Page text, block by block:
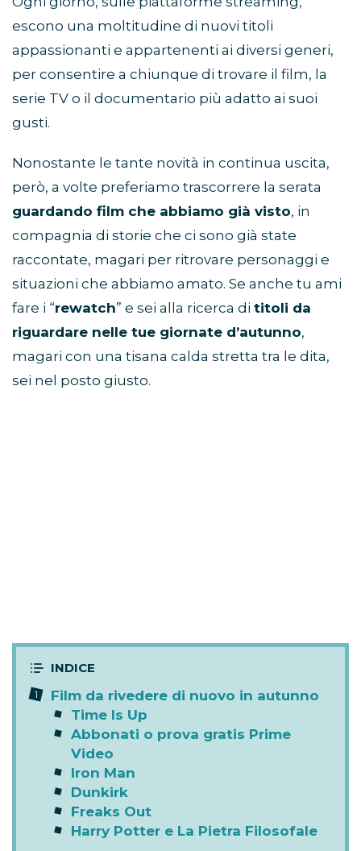
escono una moltitudine di nuovi titoli
appassionanti e appartenenti ai diversi generi,
per consentire a chiunque di trovare il film, la
serie TV o il documentario più adatto ai suoi
gusti.
Nonostante le tante novità in continua uscita,
però, a volte preferiamo trascorrere la serata
guardando film che abbiamo già visto, in
compagnia di storie che ci sono già state
raccontate, magari per ritrovare personaggi e
situazioni che abbiamo amato. Se anche tu ami
fare i “rewatch” e sei alla ricerca di titoli da
riguardare nelle tue giornate d’autunno,
magari con una tisana calda stretta tra le dita,
sei nel posto giusto.
Film da rivedere di nuovo in autunno
Time Is Up
Abbonati o prova gratis Prime
Video
Iron Man
Dunkirk
Freaks Out
Harry Potter e La Pietra Filosofale